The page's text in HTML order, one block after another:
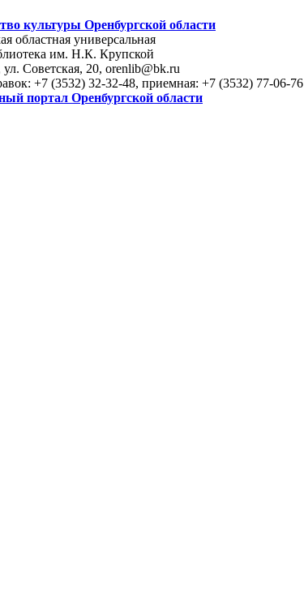
культуры Оренбургской области
областная универсальная
им. Н.К. Крупской
ул. Советская, 20, orenlib@bk.ru
+7 (3532) 32-32-48, приемная: +7 (3532) 77-06-76
портал Оренбургской области